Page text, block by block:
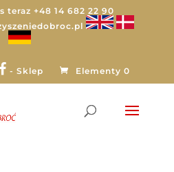
teraz +48 14 682 22 90
- Sklep Elementy 0